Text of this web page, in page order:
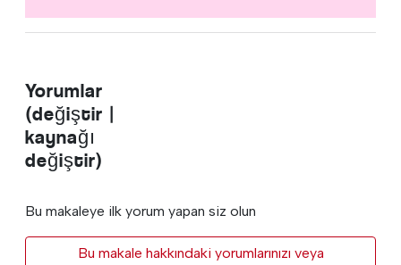
Yorumlar
(değiştir |
kaynağı
değiştir)
Bu makaleye ilk yorum yapan siz olun
Bu makale hakkındaki yorumlarınızı veya